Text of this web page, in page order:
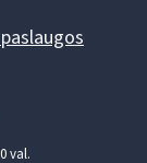
val.